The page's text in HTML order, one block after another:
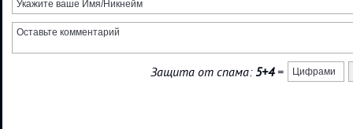
Защита от спама:5+4=